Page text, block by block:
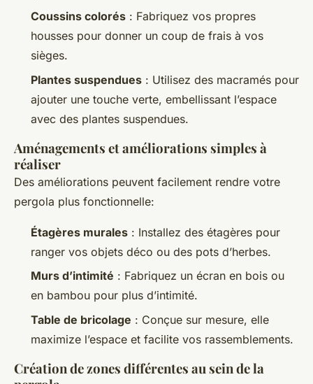
Coussins colorés : Fabriquez vos propres
housses pour donner un coup de frais à vos
sièges.
Plantes suspendues : Utilisez des macramés pour
ajouter une touche verte, embellissant l’espace
avec des plantes suspendues.
Aménagements et améliorations simples à
réaliser
Des améliorations peuvent facilement rendre votre
pergola plus fonctionnelle:
Étagères murales : Installez des étagères pour
ranger vos objets déco ou des pots d’herbes.
Murs d’intimité : Fabriquez un écran en bois ou
en bambou pour plus d’intimité.
Table de bricolage : Conçue sur mesure, elle
maximize l’espace et facilite vos rassemblements.
Création de zones différentes au sein de la